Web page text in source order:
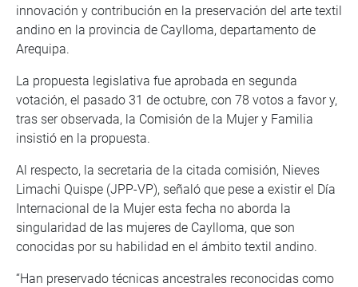
innovación y contribución en la preservación del arte textil
andino en la provincia de Caylloma, departamento de
Arequipa.
La propuesta legislativa fue aprobada en segunda
votación, el pasado 31 de octubre, con 78 votos a favor y,
tras ser observada, la Comisión de la Mujer y Familia
insistió en la propuesta.
Al respecto, la secretaria de la citada comisión, Nieves
Limachi Quispe (JPP-VP), señaló que pese a existir el Día
Internacional de la Mujer esta fecha no aborda la
singularidad de las mujeres de Caylloma, que son
conocidas por su habilidad en el ámbito textil andino.
“Han preservado técnicas ancestrales reconocidas como